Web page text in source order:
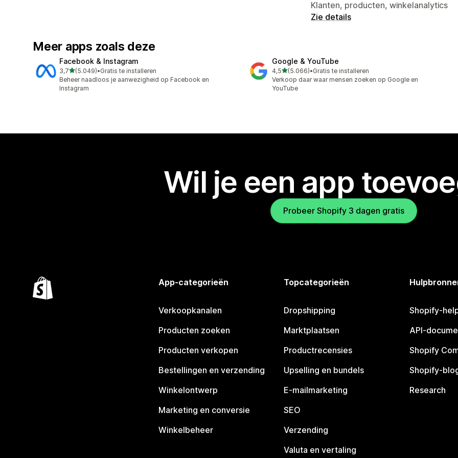
Klanten, producten, winkelanalytics
Zie details
Meer apps zoals deze
Facebook & Instagram
3,7van 5 sterren
(5.049)
5049 recensies in totaal
•Gratis te installeren
Beheer naadloos je aanwezigheid op Facebook en
Instagram
Google & YouTube
4,5van 5 sterren
(5.066)
5066 recensies in totaal
•Gratis te installeren
Verkoop daar waar mensen zoeken op Google en
YouTube
Wil je een app
Probeer Shopify 3 dagen gratis
App-categorieën
Verkoopkanalen
Producten zoeken
Producten verkopen
Bestellingen en verzending
Winkelontwerp
Marketing en conversie
Winkelbeheer
Topcategorieën
Dropshipping
Marktplaatsen
Productrecensies
Upselling en bundels
E-mailmarketing
SEO
Verzending
Valuta en vertaling
Shopify-
API-
Shopify
Shopify-
Research